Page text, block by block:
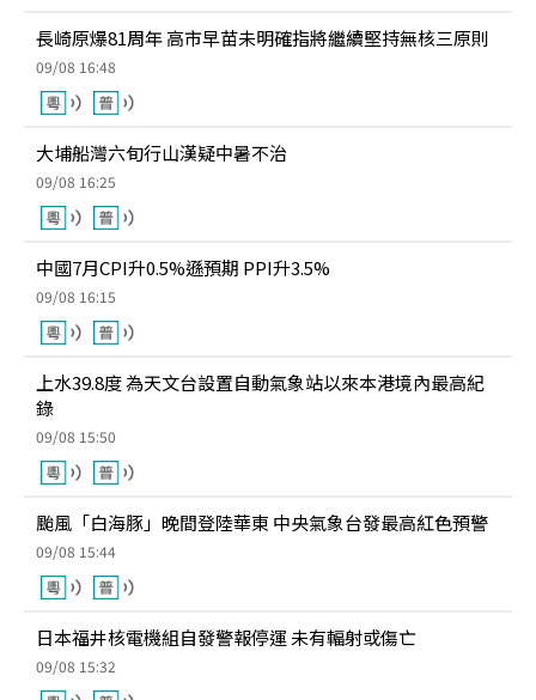
長崎原爆81周年 高市早苗未明確指將繼續堅持無核三原則
09/08 16:48
大埔船灣六旬行山漢疑中暑不治
09/08 16:25
中國7月CPI升0.5%遜預期 PPI升3.5%
09/08 16:15
上水39.8度 為天文台設置自動氣象站以來本港境內最高紀
錄
09/08 15:50
颱風「白海豚」晚間登陸華東 中央氣象台發最高紅色預警
09/08 15:44
日本福井核電機組自發警報停運 未有輻射或傷亡
09/08 15:32